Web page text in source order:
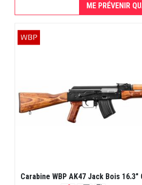
ME PRÉVENIR
Carabine WBP AK47 Jack Bois 16.3"